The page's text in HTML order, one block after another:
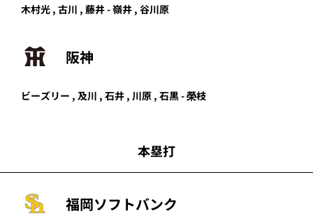
木村光 , 古川 , 藤井-嶺井 , 谷川原
阪神
ビーズリー , 及川 , 石井 , 川原 , 石黒 - 榮枝
本塁打
福岡ソフトバンク